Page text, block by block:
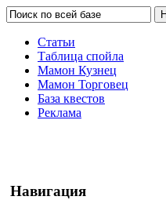
Статьи
Таблица спойла
Мамон Кузнец
Мамон Торговец
База квестов
Реклама
Навигация